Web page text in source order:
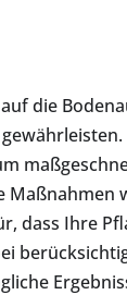
die
dass Ihre